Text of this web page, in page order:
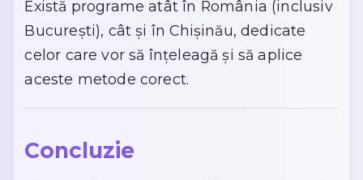
Există programe atât în România (inclusiv
București), cât și în Chișinău, dedicate
celor care vor să înțeleagă și să aplice
aceste metode corect.
Concluzie